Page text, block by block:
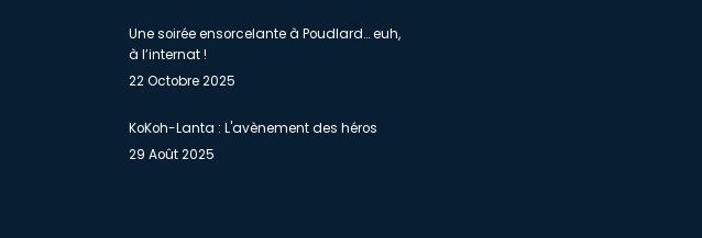
Une soirée ensorcelante à Poudlard… euh,
à l’internat !
22 Octobre 2025
KoKoh-Lanta : L'avènement des héros
29 Août 2025